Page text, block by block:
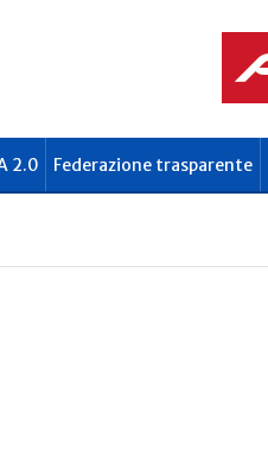
2.0 Federazione trasparente